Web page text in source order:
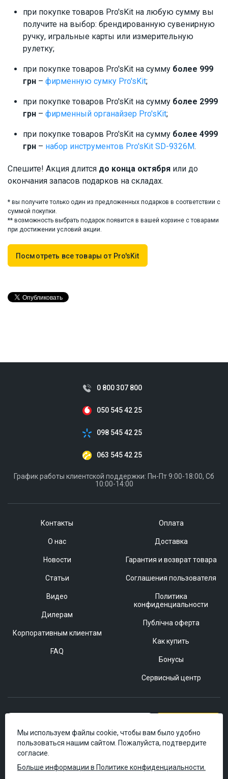
при покупке товаров Pro'sKit на любую сумму вы
получите на выбор: брендированную сувенирную
ручку, игральные карты или измерительную
рулетку;
при покупке товаров Pro'sKit на сумму более 999
грн – фирменную сумку Pro'sKit;
при покупке товаров Pro'sKit на сумму более 2999
грн – фирменный органайзер Pro'sKit;
при покупке товаров Pro'sKit на сумму более 4999
грн – набор инструментов Pro'sKit SD-9326M.
Спешите! Акция длится до конца октября или до
окончания запасов подарков на складах.
* вы получите только один из предложенных подарков в соответствии с
суммой покупки.
** возможность выбрать подарок появится в вашей корзине с товарами
при достижении условий акции.
Посмотреть все товары от Pro'sKit
Контакты
О нас
Новости
Статьи
Видео
Дилерам
Корпоративным клиентам
FAQ
Оплата
Доставка
Гарантия и возврат товара
Соглашения пользователя
Политика
конфиденциальности
Публічна оферта
Как купить
Бонусы
Сервисный центр
0 800 307 800
050 545 42 25
098 545 42 25
063 545 42 25
График работы клиентской поддержки: Пн-Пт 9:00-18:00, Сб
10:00-14:00
Мы используем файлы cookie, чтобы вам было удобно
пользоваться нашим сайтом. Пожалуйста, подтвердите
согласие.
Больше информации в Политике конфиденциальности.